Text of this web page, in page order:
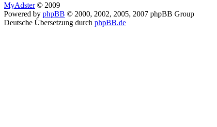
MyAdster© 2009
Powered by phpBB © 2000, 2002, 2005, 2007 phpBB Group
Deutsche Übersetzung durch phpBB.de